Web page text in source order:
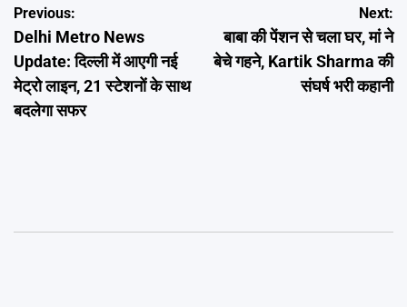
Post
navigation
Previous:
Delhi Metro News
Update: दिल्ली में आएगी नई
मेट्रो लाइन, 21 स्टेशनों के साथ
बदलेगा सफर
Next:
बाबा की पेंशन से चला घर, मां ने
बेचे गहने, Kartik Sharma की
संघर्ष भरी कहानी